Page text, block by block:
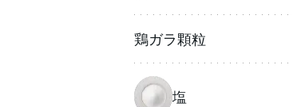
鶏ガラ顆粒
塩